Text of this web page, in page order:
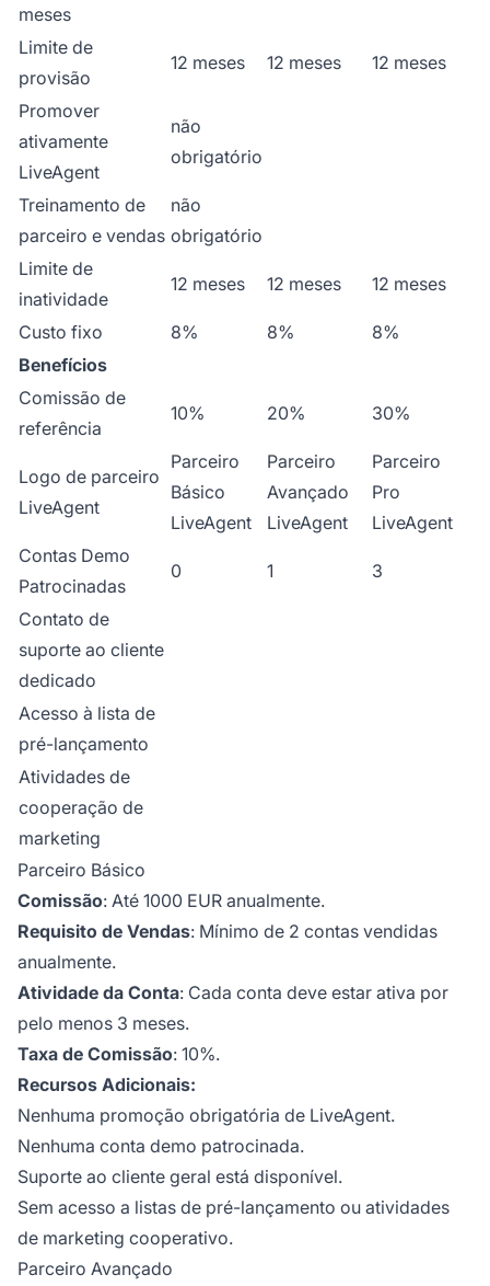
meses
Limite de
provisão
12 meses 12 meses 12 meses
Promover
ativamente
LiveAgent
não
obrigatório
Treinamento de
parceiro e vendas
não
obrigatório
Limite de
inatividade
12 meses 12 meses 12 meses
Custo fixo 8% 8%
8%
Benefícios
Comissão de
referência
10% 20% 30%
Logo de parceiro
LiveAgent
Parceiro
Básico
LiveAgent
Parceiro
Avançado
LiveAgent
Parceiro
Pro
LiveAgent
Contas Demo
Patrocinadas
0 1 3
Contato de
suporte ao cliente
dedicado
Acesso à lista de
pré-lançamento
Atividades de
cooperação de
marketing
Parceiro Básico
Comissão: Até 1000 EUR anualmente.
Requisito de Vendas: Mínimo de 2 contas vendidas
anualmente.
Atividade da Conta: Cada conta deve estar ativa por
pelo menos 3 meses.
Taxa de Comissão: 10%.
Recursos Adicionais:
Nenhuma promoção obrigatória de LiveAgent.
Nenhuma conta demo patrocinada.
Suporte ao cliente geral está disponível.
Sem acesso a listas de pré-lançamento ou atividades
de marketing cooperativo.
Parceiro Avançado